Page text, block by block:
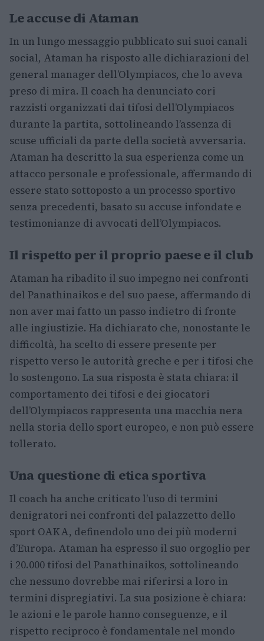
Le accuse di Ataman
In un lungo messaggio pubblicato sui suoi canali
social, Ataman ha risposto alle dichiarazioni del
general manager dell’Olympiacos, che lo aveva
preso di mira. Il coach ha denunciato cori
razzisti organizzati dai tifosi dell’Olympiacos
durante la partita, sottolineando l’assenza di
scuse ufficiali da parte della società avversaria.
Ataman ha descritto la sua esperienza come un
attacco personale e professionale, affermando di
essere stato sottoposto a un processo sportivo
senza precedenti, basato su accuse infondate e
testimonianze di avvocati dell’Olympiacos.
Il rispetto per il proprio paese e il club
Ataman ha ribadito il suo impegno nei confronti
del Panathinaikos e del suo paese, affermando di
non aver mai fatto un passo indietro di fronte
alle ingiustizie. Ha dichiarato che, nonostante le
difficoltà, ha scelto di essere presente per
rispetto verso le autorità greche e per i tifosi che
lo sostengono. La sua risposta è stata chiara: il
comportamento dei tifosi e dei giocatori
dell’Olympiacos rappresenta una macchia nera
nella storia dello sport europeo, e non può essere
tollerato.
Una questione di etica sportiva
Il coach ha anche criticato l’uso di termini
denigratori nei confronti del palazzetto dello
sport OAKA, definendolo uno dei più moderni
d’Europa. Ataman ha espresso il suo orgoglio per
i 20.000 tifosi del Panathinaikos, sottolineando
che nessuno dovrebbe mai riferirsi a loro in
termini dispregiativi. La sua posizione è chiara:
le azioni e le parole hanno conseguenze, e il
rispetto reciproco è fondamentale nel mondo